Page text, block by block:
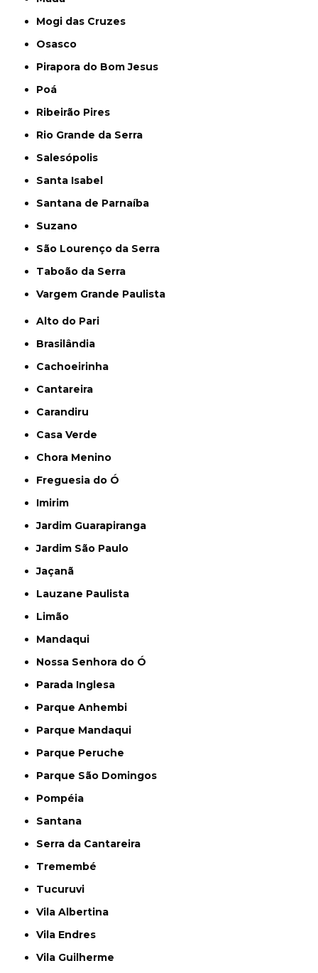
Mogi das Cruzes
Osasco
Pirapora do Bom Jesus
Poá
Ribeirão Pires
Rio Grande da Serra
Salesópolis
Santa Isabel
Santana de Parnaíba
Suzano
São Lourenço da Serra
Taboão da Serra
Vargem Grande Paulista
Alto do Pari
Brasilândia
Cachoeirinha
Cantareira
Carandiru
Casa Verde
Chora Menino
Freguesia do Ó
Imirim
Jardim Guarapiranga
Jardim São Paulo
Jaçanã
Lauzane Paulista
Limão
Mandaqui
Nossa Senhora do Ó
Parada Inglesa
Parque Anhembi
Parque Mandaqui
Parque Peruche
Parque São Domingos
Pompéia
Santana
Serra da Cantareira
Tremembé
Tucuruvi
Vila Albertina
Vila Endres
Vila Guilherme